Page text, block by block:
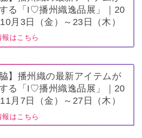
る「I♡播州織逸品展」｜20
月3日（金）～23日（木）
報はこちら
脇】播州織の最新アイテムが
る「I♡播州織逸品展」｜20
月7日（金）～27日（木）
報はこちら